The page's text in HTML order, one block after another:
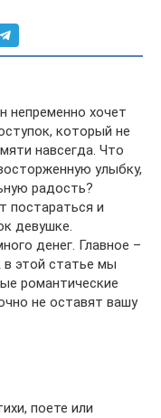
непременно хочет
который не
навсегда. Что
улыбку,
радость?
постараться и
девушке.
денег. Главное –
в этой статье мы
романтические
не оставят вашу
поете или